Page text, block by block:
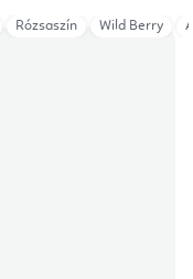
Rózsaszín Wild Berry